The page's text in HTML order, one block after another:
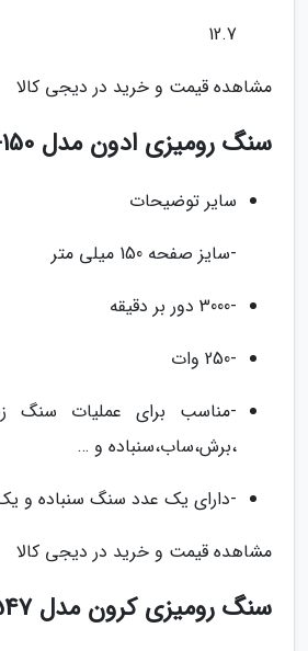
12.7
مشاهده قیمت و خرید در دیجی کالا
سنگ رومیزی ادون مدل GM-150
سایر توضیحات
-سایز صفحه 150 میلی متر
-3000 دور بر دقیقه
-250 وات
-مناسب برای عملیات سنگ
،برش،ساب،سنباده و …
-دارای یک عدد سنگ سنباده و
مشاهده قیمت و خرید در دیجی کالا
سنگ رومیزی کرون مدل F-13547 کد 200